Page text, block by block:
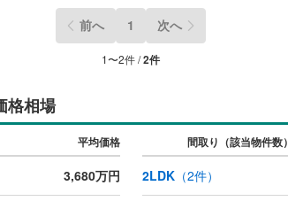
前へ 1 次へ
1〜2件 /2件
格相場
平均価格 間取り（該当物件数）
3,680万円 2LDK（2件）
オンライン内見(相談)可（0
オンライン対応とは？